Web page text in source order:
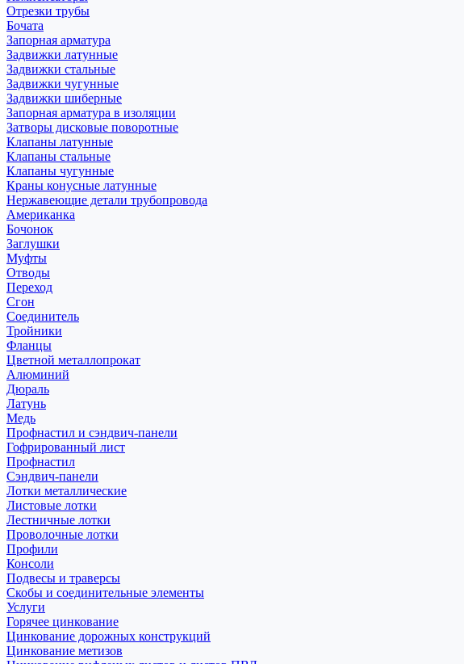
Отрезки трубы
Бочата
Запорная арматура
Задвижки латунные
Задвижки стальные
Задвижки чугунные
Задвижки шиберные
Запорная арматура в изоляции
Затворы дисковые поворотные
Клапаны латунные
Клапаны стальные
Клапаны чугунные
Краны конусные латунные
Нержавеющие детали трубопровода
Американка
Бочонок
Заглушки
Муфты
Отводы
Переход
Сгон
Соединитель
Тройники
Фланцы
Цветной металлопрокат
Алюминий
Дюраль
Латунь
Медь
Профнастил и сэндвич-панели
Гофрированный лист
Профнастил
Сэндвич-панели
Лотки металлические
Листовые лотки
Лестничные лотки
Проволочные лотки
Профили
Консоли
Подвесы и траверсы
Скобы и соединительные элементы
Услуги
Горячее цинкование
Цинкование дорожных конструкций
Цинкование метизов